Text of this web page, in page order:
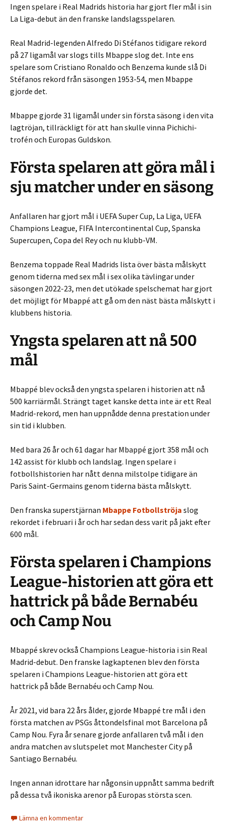
Ingen spelare i Real Madrids historia har gjort fler mål i sin
La Liga-debut än den franske landslagsspelaren.
Real Madrid-legenden Alfredo Di Stéfanos tidigare rekord
på 27 ligamål var slogs tills Mbappe slog det. Inte ens
spelare som Cristiano Ronaldo och Benzema kunde slå Di
Stéfanos rekord från säsongen 1953-54, men Mbappe
gjorde det.
Mbappe gjorde 31 ligamål under sin första säsong i den vita
lagtröjan, tillräckligt för att han skulle vinna Pichichi-
trofén och Europas Guldskon.
Första spelaren att göra mål i
sju matcher under en säsong
Anfallaren har gjort mål i UEFA Super Cup, La Liga, UEFA
Champions League, FIFA Intercontinental Cup, Spanska
Supercupen, Copa del Rey och nu klubb-VM.
Benzema toppade Real Madrids lista över bästa målskytt
genom tiderna med sex mål i sex olika tävlingar under
säsongen 2022-23, men det utökade spelschemat har gjort
det möjligt för Mbappé att gå om den näst bästa målskytt i
klubbens historia.
Yngsta spelaren att nå 500
mål
Mbappé blev också den yngsta spelaren i historien att nå
500 karriärmål. Strängt taget kanske detta inte är ett Real
Madrid-rekord, men han uppnådde denna prestation under
sin tid i klubben.
Med bara 26 år och 61 dagar har Mbappé gjort 358 mål och
142 assist för klubb och landslag. Ingen spelare i
fotbollshistorien har nått denna milstolpe tidigare än
Paris Saint-Germains genom tiderna bästa målskytt.
Den franska superstjärnan Mbappe Fotbollströja slog
rekordet i februari i år och har sedan dess varit på jakt efter
600 mål.
Första spelaren i Champions
League-historien att göra ett
hattrick på både Bernabéu
och Camp Nou
Mbappé skrev också Champions League-historia i sin Real
Madrid-debut. Den franske lagkaptenen blev den första
spelaren i Champions League-historien att göra ett
hattrick på både Bernabéu och Camp Nou.
År 2021, vid bara 22 års ålder, gjorde Mbappé tre mål i den
första matchen av PSGs åttondelsfinal mot Barcelona på
Camp Nou. Fyra år senare gjorde anfallaren två mål i den
andra matchen av slutspelet mot Manchester City på
Santiago Bernabéu.
Ingen annan idrottare har någonsin uppnått samma bedrift
på dessa två ikoniska arenor på Europas största scen.
Lämna en kommentar